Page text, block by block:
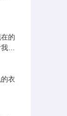
的
想
衣